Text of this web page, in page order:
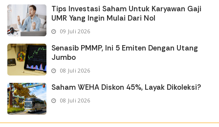
Tips Investasi Saham Untuk Karyawan Gaji
UMR Yang Ingin Mulai Dari Nol
09 Juli 2026
Senasib PMMP, Ini 5 Emiten Dengan Utang
Jumbo
08 Juli 2026
Saham WEHA Diskon 45%, Layak Dikoleksi?
08 Juli 2026